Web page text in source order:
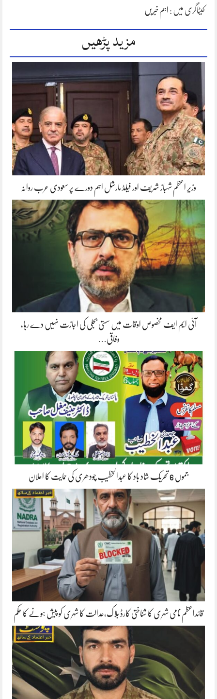
کیٹاگری میں : اہم خبریں
مزید پڑھیں
وزیر اعظم شہباز شریف اور فیلڈ مارشل اہم دورے پر سعودی عرب روانہ
آئی ایم ایف مخصوص اوقات میں سستی بجلی کی اجازت نہیں دے رہا،
وفاقی…
جموں 6 تحریک شاد باد کا عبدالخطیب چودھری کی حمایت کا اعلان
قائداعظم نامی شہری کا شناختی کارڈ بلاک،عدالت کا شہری کو پیش ہونے کا حکم